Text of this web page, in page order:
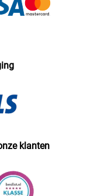
klanten